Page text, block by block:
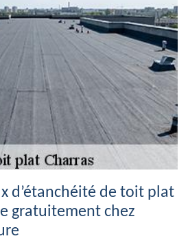
d’étanchéité de toit plat
gratuitement chez